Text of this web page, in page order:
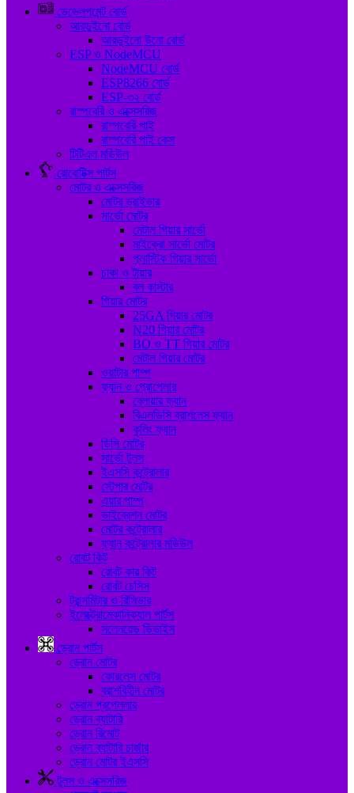
ডেভেলপমেন্ট বোর্ড
আরডুইনো বোর্ড
আরডুইনো উনো বোর্ড
ESP ও NodeMCU
NodeMCU বোর্ড
ESP8266 বোর্ড
ESP-৩২ বোর্ড
রাস্পবেরি ও এক্সেসরিজ
রাস্পবেরি পাই
রাস্পবেরি পাই কেস
টিটিএল মডিউল
রোবোটিক্স পার্টস
মোটর ও এক্সেসরিজ
মোটর ড্রাইভার
সার্ভো মোটর
মেটাল গিয়ার সার্ভো
মাইক্রো সার্ভো মোটর
প্লাস্টিক গিয়ার সার্ভো
চাকা ও টায়ার
বল কাস্টার
গিয়ার মোটর
25GA গিয়ার মোটর
N20 গিয়ার মোটর
BO ও TT গিয়ার মোটর
মেটাল গিয়ার মোটর
ওয়াটার পাম্প
ফ্যান ও প্রোপেলার
ব্লোয়ার ফ্যান
বিএলডিসি ব্রাশলেস ফ্যান
কুলিং ফ্যান
ডিসি মোটর
সার্ভো টুলস
ইএসসি কন্ট্রোলার
স্টেপার মোটর
এয়ার পাম্প
ভাইব্রেশন মোটর
মোটর কন্ট্রোলার
ফ্যান কন্ট্রোলার মডিউল
রোবট কিট
রোবট কার কিট
রোবট চেসিস
ট্রান্সমিটার ও রিসিভার
ইলেক্ট্রোমেকানিক্যাল পার্টস
সলেনয়েড ডিভাইস
ড্রোন পার্টস
ড্রোন মোটর
কোরলেস মোটর
ব্রাশবিহীন মোটর
ড্রোন প্রপেললার
ড্রোন ব্যাটারি
ড্রোন রিমোট
ড্রোন ব্যাটারি চার্জার
ড্রোন মোটর ইএসসি
টুলস ও এক্সেসরিজ